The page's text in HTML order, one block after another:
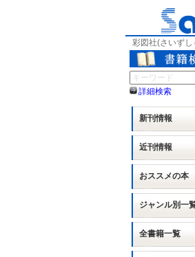
彩図社(さいずし
詳細検索
新刊情報
近刊情報
おススメの本
ジャンル別一
全書籍一覧